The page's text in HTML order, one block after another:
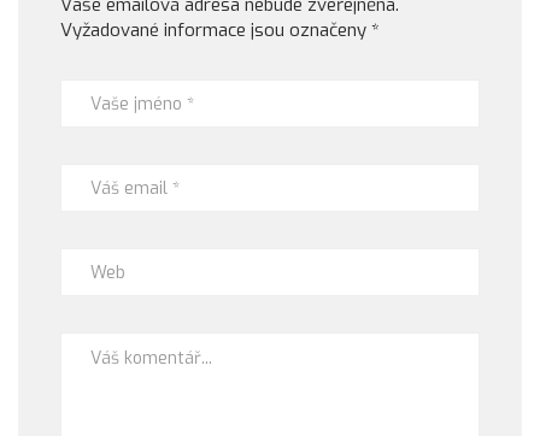
Vaše emailová adresa nebude zveřejněna.
Vyžadované informace jsou označeny *